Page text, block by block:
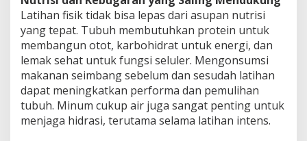
Latihan fisik tidak bisa lepas dari asupan nutrisi
yang tepat. Tubuh membutuhkan protein untuk
membangun otot, karbohidrat untuk energi, dan
lemak sehat untuk fungsi seluler. Mengonsumsi
makanan seimbang sebelum dan sesudah latihan
dapat meningkatkan performa dan pemulihan
tubuh. Minum cukup air juga sangat penting untuk
menjaga hidrasi, terutama selama latihan intens.